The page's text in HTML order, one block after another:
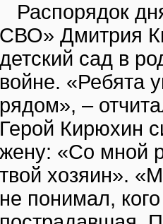
Распорядок
СВО» Дмитрия
детский сад в
войне. «Ребята
рядом», –
Герой Кирюхин
жену: «Со мной
твой хозяин».
не понимал,